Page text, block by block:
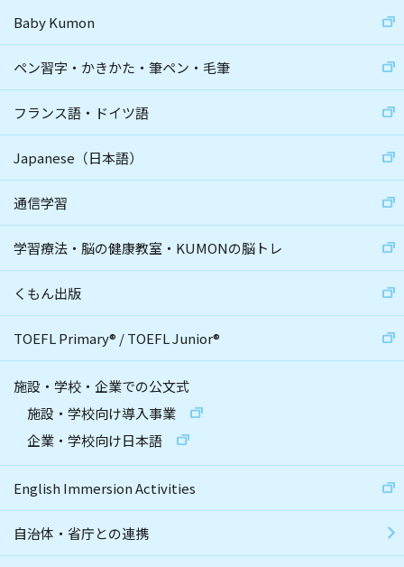
Baby Kumon
ペン習字・かきかた・筆ペン・毛筆
フランス語・ドイツ語
Japanese（日本語）
通信学習
学習療法・脳の健康教室・KUMONの脳トレ
くもん出版
TOEFL Primary® /TOEFL Junior®
施設・学校・企業での公文式
施設・学校向け導入事業
企業・学校向け日本語
English Immersion Activities
自治体・省庁との連携